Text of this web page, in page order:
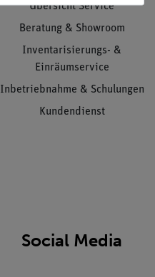
Übersicht Service
Beratung & Showroom
Inventarisierungs- &
Einräumservice
Inbetriebnahme & Schulungen
Kundendienst
Social Media